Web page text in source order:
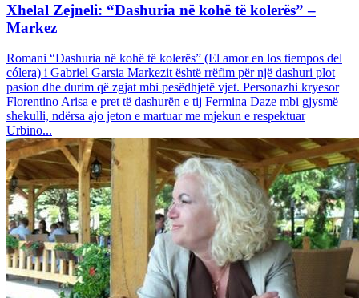
Xhelal Zejneli: “Dashuria në kohë të kolerës” –
Markez
Romani “Dashuria në kohë të kolerës” (El amor en los tiempos del
cólera) i Gabriel Garsia Markezit është rrëfim për një dashuri plot
pasion dhe durim që zgjat mbi pesëdhjetë vjet. Personazhi kryesor
Florentino Arisa e pret të dashurën e tij Fermina Daze mbi gjysmë
shekulli, ndërsa ajo jeton e martuar me mjekun e respektuar
Urbino...